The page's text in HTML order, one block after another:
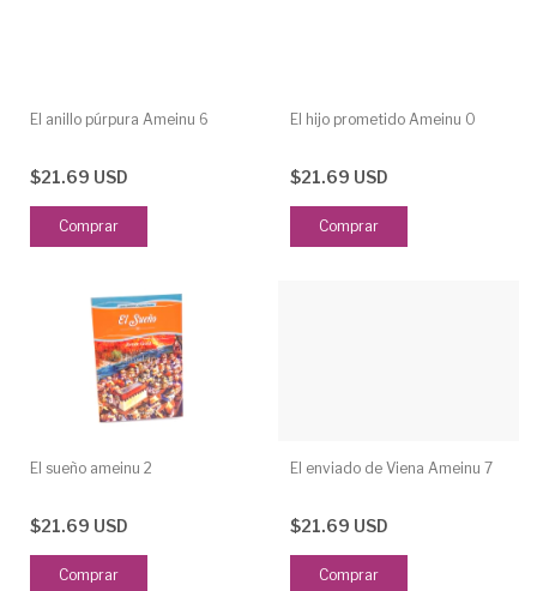
El anillo púrpura Ameinu 6
$21.69 USD
El hijo prometido Ameinu 0
$21.69 USD
El sueño ameinu 2
$21.69 USD
El enviado de Viena Ameinu 7
$21.69 USD